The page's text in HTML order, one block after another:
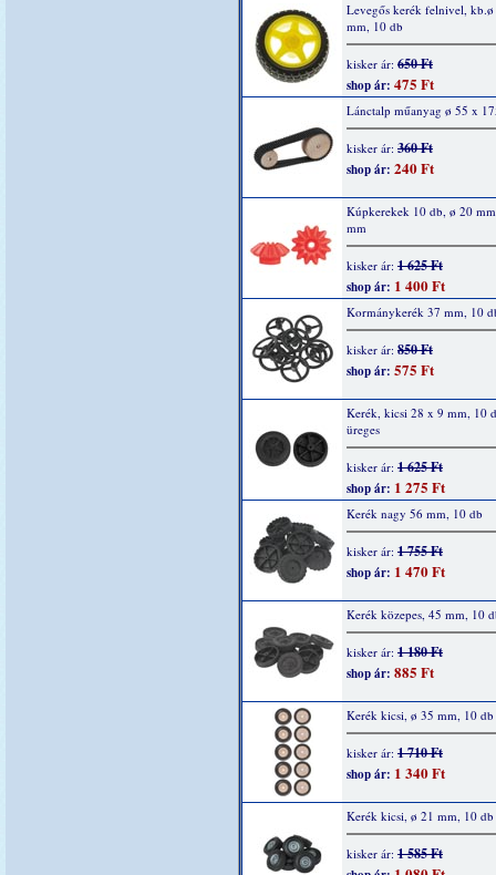
Levegős kerék felnivel,
mm, 10 db
kisker ár: 650 Ft
shop ár: 475 Ft
Lánctalp műanyag ø 55 x
kisker ár: 360 Ft
shop ár: 240 Ft
Kúpkerekek 10 db, ø 20
mm
kisker ár: 1 625 Ft
shop ár: 1 400 Ft
Kormánykerék 37 mm, 10
kisker ár: 850 Ft
shop ár: 575 Ft
Kerék, kicsi 28 x 9 mm, 10
üreges
kisker ár: 1 625 Ft
shop ár: 1 275 Ft
Kerék nagy 56 mm, 10 db
kisker ár: 1 755 Ft
shop ár: 1 470 Ft
Kerék közepes, 45 mm, 10
kisker ár: 1 180 Ft
shop ár: 885 Ft
Kerék kicsi, ø 35 mm, 10 db
kisker ár: 1 710 Ft
shop ár: 1 340 Ft
Kerék kicsi, ø 21 mm, 10 db
kisker ár: 1 585 Ft